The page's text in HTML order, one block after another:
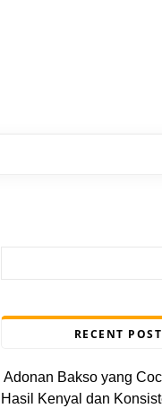
RECENT
Adonan Bakso yang
Hasil Kenyal dan